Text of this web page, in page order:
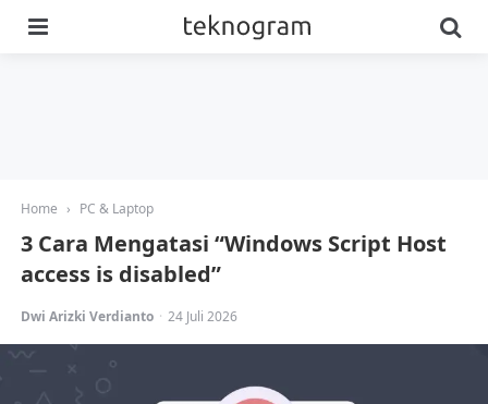
Home › PC & Laptop
3 Cara Mengatasi “Windows Script Host
access is disabled”
Posted
Dwi Arizki Verdianto 24 Juli 2026